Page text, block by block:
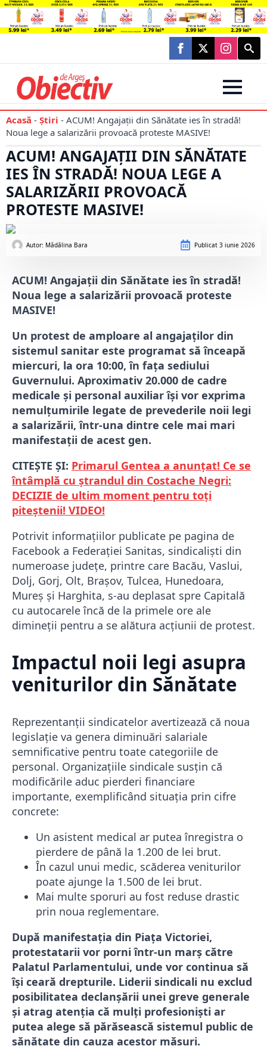
Search
for:
Acasă - Știri - ACUM! Angajații din Sănătate ies în stradă!
Noua lege a salarizării provoacă proteste MASIVE!
ACUM! ANGAJAȚII DIN SĂNĂTATE
IES ÎN STRADĂ! NOUA LEGE A
SALARIZĂRII PROVOACĂ
PROTESTE MASIVE!
Autor: Mădălina Bara Publicat 3 iunie 2026
ACUM! Angajații din Sănătate ies în stradă!
Noua lege a salarizării provoacă proteste
MASIVE!
Un protest de amploare al angajaților din
sistemul sanitar este programat să înceapă
miercuri, la ora 10:00, în fața sediului
Guvernului. Aproximativ 20.000 de cadre
medicale și personal auxiliar își vor exprima
nemulțumirile legate de prevederile noii legi
a salarizării, într-una dintre cele mai mari
manifestații de acest gen.
CITEȘTE ȘI: Primarul Gentea a anunțat! Ce se
întâmplă cu ștrandul din Costache Negri:
DECIZIE de ultim moment pentru toți
piteștenii! VIDEO!
Potrivit informațiilor publicate pe pagina de
Facebook a Federației Sanitas, sindicaliști din
numeroase județe, printre care Bacău, Vaslui,
Dolj, Gorj, Olt, Brașov, Tulcea, Hunedoara,
Mureș și Harghita, s-au deplasat spre Capitală
cu autocarele încă de la primele ore ale
dimineții pentru a se alătura acțiunii de protest.
Impactul noii legi asupra
veniturilor din Sănătate
Reprezentanții sindicatelor avertizează că noua
legislație va genera diminuări salariale
semnificative pentru toate categoriile de
personal. Organizațiile sindicale susțin că
modificările aduc pierderi financiare
importante, exemplificând situația prin cifre
concrete:
Un asistent medical ar putea înregistra o
pierdere de până la 1.200 de lei brut.
În cazul unui medic, scăderea veniturilor
poate ajunge la 1.500 de lei brut.
Mai multe sporuri au fost reduse drastic
prin noua reglementare.
După manifestația din Piața Victoriei,
protestatarii vor porni într-un marș către
Palatul Parlamentului, unde vor continua să
își ceară drepturile. Liderii sindicali nu exclud
posibilitatea declanșării unei greve generale
și atrag atenția că mulți profesioniști ar
putea alege să părăsească sistemul public de
sănătate din cauza acestor măsuri.